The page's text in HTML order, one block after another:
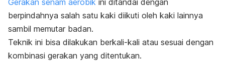
berpindahnya salah satu kaki diikuti oleh kaki lainnya
sambil memutar badan.
Teknik ini bisa dilakukan berkali-kali atau sesuai dengan
kombinasi gerakan yang ditentukan.